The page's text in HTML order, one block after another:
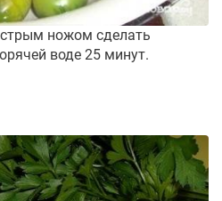
ножом сделать
воде 25 минут.